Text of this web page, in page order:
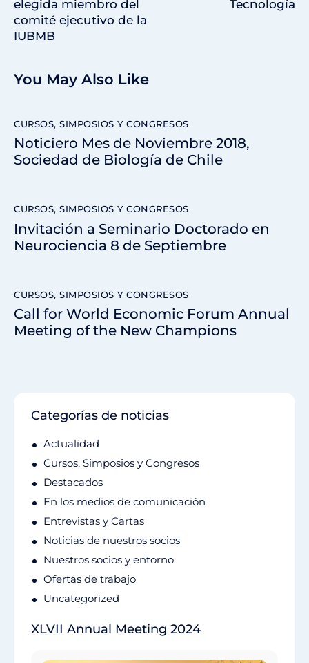
elegida miembro del
comité ejecutivo de la
IUBMB
Tecnología
You May Also Like
CURSOS, SIMPOSIOS Y CONGRESOS
Noticiero Mes de Noviembre 2018,
Sociedad de Biología de Chile
CURSOS, SIMPOSIOS Y CONGRESOS
Invitación a Seminario Doctorado en
Neurociencia 8 de Septiembre
CURSOS, SIMPOSIOS Y CONGRESOS
Call for World Economic Forum Annual
Meeting of the New Champions
Categorías de noticias
Actualidad
Cursos, Simposios y Congresos
Destacados
En los medios de comunicación
Entrevistas y Cartas
Noticias de nuestros socios
Nuestros socios y entorno
Ofertas de trabajo
Uncategorized
XLVII Annual Meeting 2024